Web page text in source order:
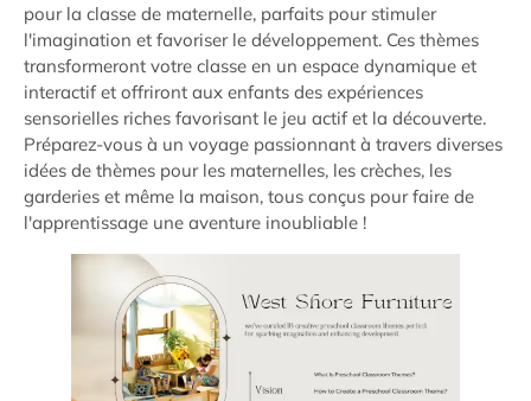
pour la classe de maternelle, parfaits pour stimuler
l'imagination et favoriser le développement. Ces thèmes
transformeront votre classe en un espace dynamique et
interactif et offriront aux enfants des expériences
sensorielles riches favorisant le jeu actif et la découverte.
Préparez-vous à un voyage passionnant à travers diverses
idées de thèmes pour les maternelles, les crèches, les
garderies et même la maison, tous conçus pour faire de
l'apprentissage une aventure inoubliable !